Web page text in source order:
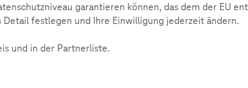
Doch die moderne Welt mit all ihren
durchs Leben zu gehen.
garantieren können, das dem der EU
Detail festlegen und Ihre Einwilligung jederzeit ändern.
und in der Partnerliste.